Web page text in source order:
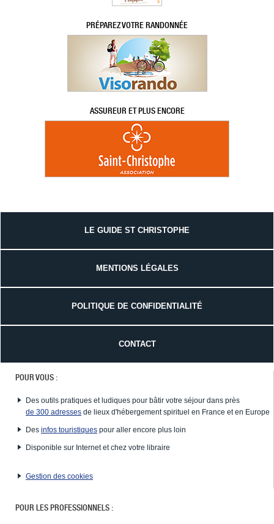
PRÉPAREZ VOTRE RANDONNÉE
ASSUREUR ET PLUS ENCORE
LE GUIDE ST CHRISTOPHE
MENTIONS LÉGALES
POLITIQUE DE CONFIDENTIALITÉ
CONTACT
POUR VOUS :
Des outils pratiques et ludiques pour bâtir votre séjour dans près
de 300 adresses de lieux d'hébergement spirituel en France et en Europe
Des infos touristiques pour aller encore plus loin
Disponible sur Internet et chez votre libraire
Gestion des cookies
POUR LES PROFESSIONNELS :